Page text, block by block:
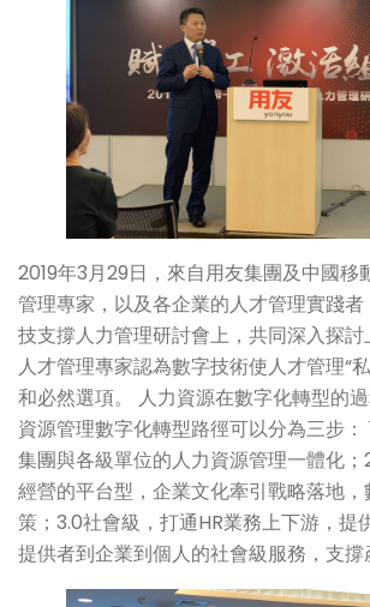
2019年3月29日，來自用友集團及中國移
管理專家，以及各企業的人才管理實踐者
技支撐人力管理研討會上，共同深入探
人才管理專家認為數字技術使人才管理“
和必然選項。 人力資源在數字化轉型的
資源管理數字化轉型路徑可以分為三步：
集團與各級單位的人力資源管理一體化
經營的平台型，企業文化牽引戰略落地
策；3.0社會級，打通HR業務上下游，提
提供者到企業到個人的社會級服務，支撐